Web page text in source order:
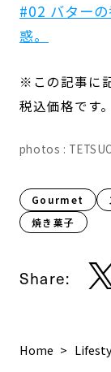
#02 バター
惑。
※この記事に
税込価格です。
photos :
Gourmet
焼き菓子
Share:
Home